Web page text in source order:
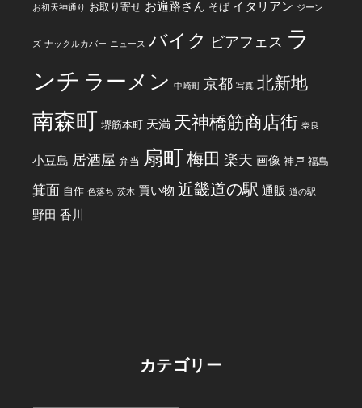
お初天神通り お取り寄せ お遍路さん そば イタリアン ジーン
ズ ナックルカバー ニュース バイク ビアフェス ラ
ンチ ラーメン 中崎町 京都 写真 北新地
南森町 堺筋本町 天満 天神橋筋商店街 奈良
小豆島 居酒屋 弁当 扇町梅田 楽天 画像 神戸 福島
箕面 自作 色落ち 茨木 買い物 近畿道の駅 通販 道の駅
野田 香川
カテゴリー